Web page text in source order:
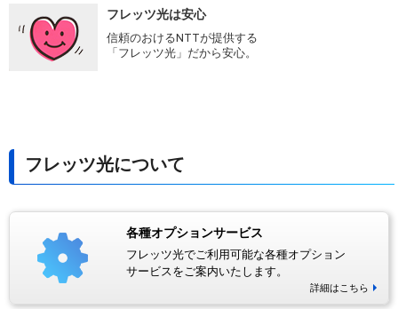
フレッツ光は安心
信頼のおけるNTTが提供する
「フレッツ光」だから安心。
フレッツ光について
各種オプションサービス
フレッツ光でご利用可能な各種オプション
サービスをご案内いたします。
詳細はこちら